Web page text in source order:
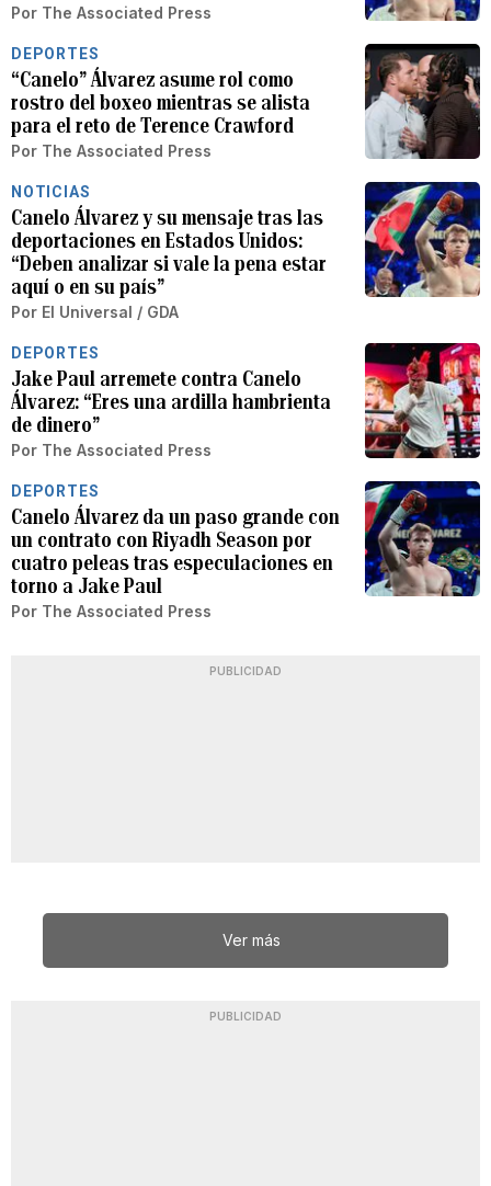
Por The Associated Press
DEPORTES
“Canelo” Álvarez asume rol como
rostro del boxeo mientras se alista
para el reto de Terence Crawford
Por The Associated Press
NOTICIAS
Canelo Álvarez y su mensaje tras las
deportaciones en Estados Unidos:
“Deben analizar si vale la pena estar
aquí o en su país”
Por El Universal / GDA
DEPORTES
Jake Paul arremete contra Canelo
Álvarez: “Eres una ardilla hambrienta
de dinero”
Por The Associated Press
DEPORTES
Canelo Álvarez da un paso grande con
un contrato con Riyadh Season por
cuatro peleas tras especulaciones en
torno a Jake Paul
Por The Associated Press
PUBLICIDAD
Ver más
PUBLICIDAD